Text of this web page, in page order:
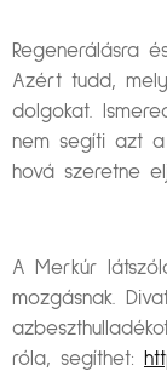
Regenerálásra
Azért tudd,
dolgokat.
nem segíti azt a
hová szeretne
A Merkúr
mozgásnak.
róla, segíthet: